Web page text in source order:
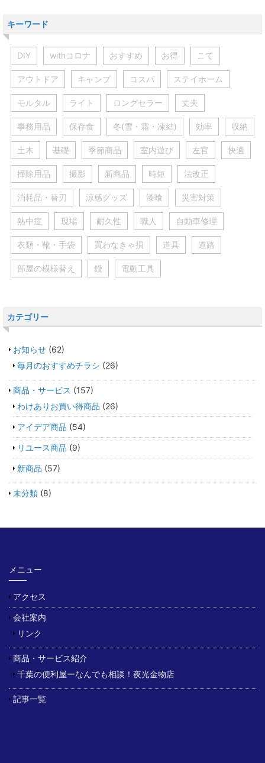
キーワード
DIY withコロナ おすすめ お得 こて
アウトドア キャンプ コスパ ステイホーム
モルタル ライト ロングセラー 丈夫
事務用品 保存食 冬(雪・霜・凍結) 効率 収納
土木 基礎 季節商品 室内遊び 左官 快適
掃除用品 撮影 新商品 時短 法改正
消耗品・替刃 涼感グッズ 漆喰 災害対策
熱中症 現場 耐久性 職人 自動車修理
衣類・靴・手袋 買わなきゃ損 道具 道路
部屋の模様替え 鏝 電動工具
カテゴリー
お知らせ (62)
毎月のおすすめチラシ (26)
商品・サービス (157)
わけありお買い得商品 (26)
アイデア商品 (54)
リユース商品 (9)
新商品 (57)
未分類 (8)
メニュー
アクセス
会社案内
リンク
商品・サービス紹介
千葉の便利屋ーなんでも相談！夜光金物店
記事一覧